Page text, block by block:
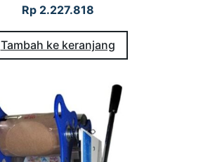
Rp2.227.818
Tambah ke keranjang